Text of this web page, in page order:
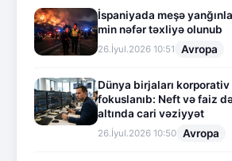
İspaniyada meşə
min nəfər təxliyə olunub
26.İyul.2026 10:51 Avropa
Dünya birjaları
fokuslanıb: Neft və faiz
altında cari vəziyyət
26.İyul.2026 10:50 Avropa